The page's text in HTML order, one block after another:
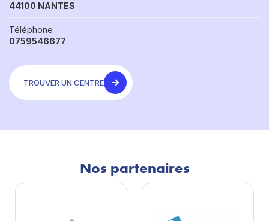
44100 NANTES
Téléphone
0759546677
TROUVER UN CENTRE
Nos partenaires